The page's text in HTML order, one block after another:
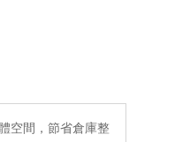
空間，節省倉庫整